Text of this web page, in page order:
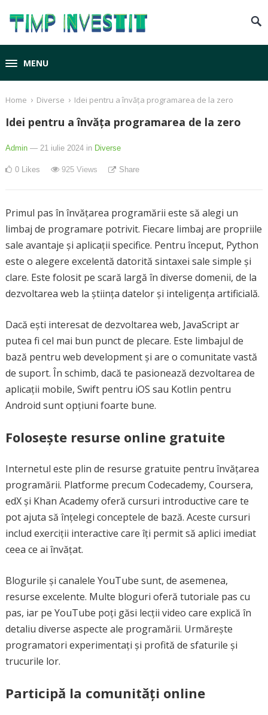
MENU
Home › Diverse › Idei pentru a învăța programarea de la zero
Idei pentru a învăța programarea de la zero
Admin — 21 iulie 2024 in Diverse
0 Likes 925Views Share
Primul pas în învățarea programării este să alegi un
limbaj de programare potrivit. Fiecare limbaj are propriile
sale avantaje și aplicații specifice. Pentru început, Python
este o alegere excelentă datorită sintaxei sale simple și
clare. Este folosit pe scară largă în diverse domenii, de la
dezvoltarea web la știința datelor și inteligența artificială.
Dacă ești interesat de dezvoltarea web, JavaScript ar
putea fi cel mai bun punct de plecare. Este limbajul de
bază pentru web development și are o comunitate vastă
de suport. În schimb, dacă te pasionează dezvoltarea de
aplicații mobile, Swift pentru iOS sau Kotlin pentru
Android sunt opțiuni foarte bune.
Folosește resurse online gratuite
Internetul este plin de resurse gratuite pentru învățarea
programării. Platforme precum Codecademy, Coursera,
edX și Khan Academy oferă cursuri introductive care te
pot ajuta să înțelegi conceptele de bază. Aceste cursuri
includ exerciții interactive care îți permit să aplici imediat
ceea ce ai învățat.
Blogurile și canalele YouTube sunt, de asemenea,
resurse excelente. Multe bloguri oferă tutoriale pas cu
pas, iar pe YouTube poți găsi lecții video care explică în
detaliu diverse aspecte ale programării. Urmărește
programatori experimentați și profită de sfaturile și
trucurile lor.
Participă la comunități online